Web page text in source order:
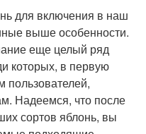
для включения в наш
выше особенности.
еще целый ряд
которых, в первую
пользователей,
Надеемся, что после
сортов яблонь, вы